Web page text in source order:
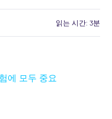
읽는 시간: 3분
에 모두 중요